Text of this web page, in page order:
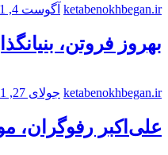
ketabenokhbegan.ir آگوست 4, 2021
بهروز فروتن،
ketabenokhbegan.ir جولای 27, 2021
علی‌اکبر رفوگران،